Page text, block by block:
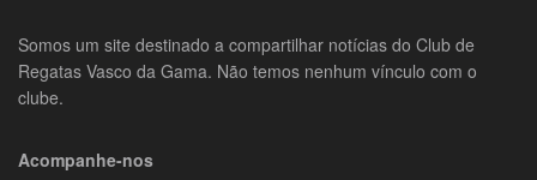
Somos um site destinado a compartilhar notícias do Club de
Regatas Vasco da Gama. Não temos nenhum vínculo com o
clube.
Acompanhe-nos